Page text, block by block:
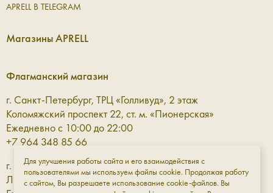
APRELL В TELEGRAM
Магазины APRELL
Флагманский магазин
г. Санкт-Петербург, ТРЦ «Голливуд», 2 этаж
Коломяжский проспект 22, ст. м. «Пионерская»
Ежедневно с 10:00 до 22:00
+7 964 348 85 66
г. Санкт-Петербург, ТРЦ «Галерея» 3 этаж
Лиговский проспект, 30а, ст. м. «Площадь Восстания»
Для улучшения работы сайта и его взаимодействия с
пользователями мы используем файлы cookie. Продолжая работу
с сайтом, Вы разрешаете использование cookie-файлов. Вы